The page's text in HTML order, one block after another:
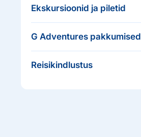
Ekskursioonid ja piletid
G Adventures pakkumised
Reisikindlustus